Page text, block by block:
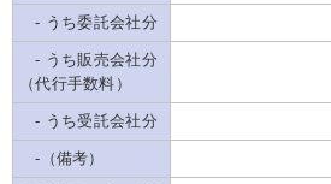
- うち委託会社分
- うち販売会社分
（代行手数料）
- うち受託会社分
-（備考）